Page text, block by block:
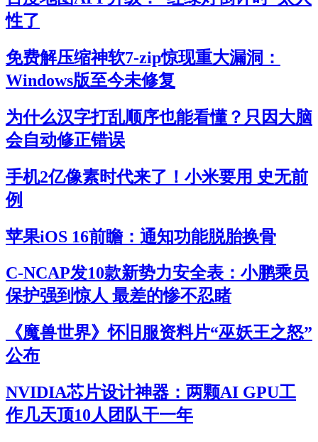
性了
免费解压缩神软7-zip惊现重大漏洞：
Windows版至今未修复
为什么汉字打乱顺序也能看懂？只因大脑
会自动修正错误
手机2亿像素时代来了！小米要用 史无前
例
苹果iOS 16前瞻：通知功能脱胎换骨
C-NCAP发10款新势力安全表：小鹏乘员
保护强到惊人 最差的惨不忍睹
《魔兽世界》怀旧服资料片“巫妖王之怒”
公布
NVIDIA芯片设计神器：两颗AI GPU工
作几天顶10人团队干一年